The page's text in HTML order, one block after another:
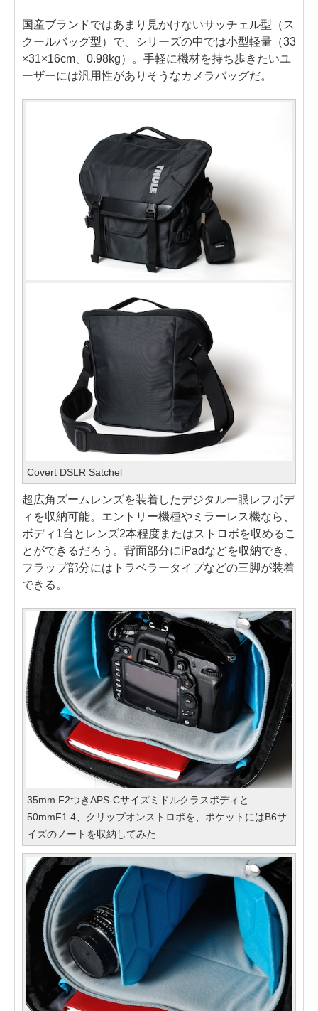
国産ブランドではあまり見かけないサッチェル型（ス
クールバッグ型）で、シリーズの中では小型軽量（33
×31×16cm、0.98kg）。手軽に機材を持ち歩きたいユ
ーザーには汎用性がありそうなカメラバッグだ。
Covert DSLR Satchel
超広角ズームレンズを装着したデジタル一眼レフボデ
ィを収納可能。エントリー機種やミラーレス機なら、
ボディ1台とレンズ2本程度またはストロボを収めるこ
とができるだろう。背面部分にiPadなどを収納でき、
フラップ部分にはトラベラータイプなどの三脚が装着
できる。
35mm F2つきAPS-Cサイズミドルクラスボディと
50mmF1.4、クリップオンストロボを、ポケットにはB6サ
イズのノートを収納してみた